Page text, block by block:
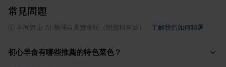
常見問題
本問答由 AI 整理自真實食記（附資料來源） 了解我們如何精選
初心早食有哪些推薦的特色菜色？